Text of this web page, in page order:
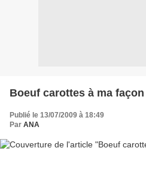
Boeuf carottes à ma façon
Publié le 13/07/2009 à 18:49
Par ANA